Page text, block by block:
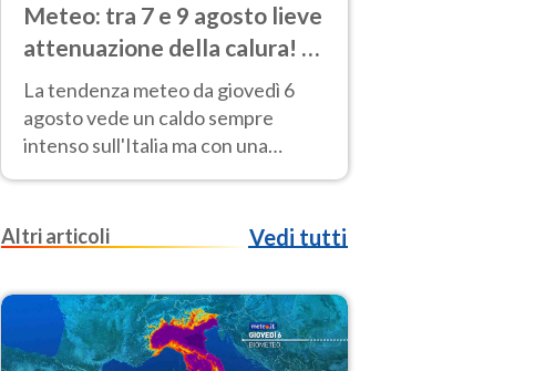
Meteo: tra 7 e 9 agosto lieve
attenuazione della calura! Al
Nord rischio temporali
La tendenza meteo da giovedì 6
agosto vede un caldo sempre
intenso sull'Italia ma con una
parziale e lieve attenuazione tra il 7
Altri articoli
Vedi tutti